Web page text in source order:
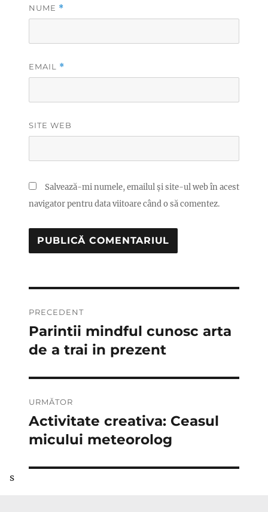
NUME *
EMAIL *
SITE WEB
Salvează-mi numele, emailul și site-ul web în acest
navigator pentru data viitoare când o să comentez.
în
articole
PRECEDENT
Articolul
anterior:
Parintii mindful cunosc arta
de a trai in prezent
URMĂTOR
Articolul
următor:
Activitate creativa: Ceasul
micului meteorolog
s